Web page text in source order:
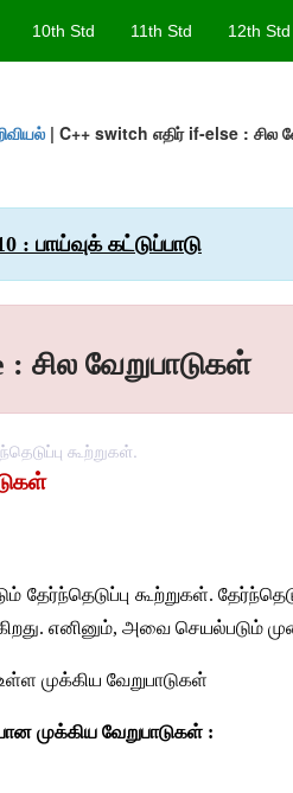
10th Std 11th Std 12th Std
| C++ switch எதிர் if-else : சில
: பாய்வுக் கட்டுப்பாடு
: சில வேறுபாடுகள்
கூற்றுகள்.
தேர்ந்தெடுப்பு கூற்றுகள்.
எனினும், அவை செயல்படும்
முக்கிய வேறுபாடுகள்
முக்கிய வேறுபாடுகள் :